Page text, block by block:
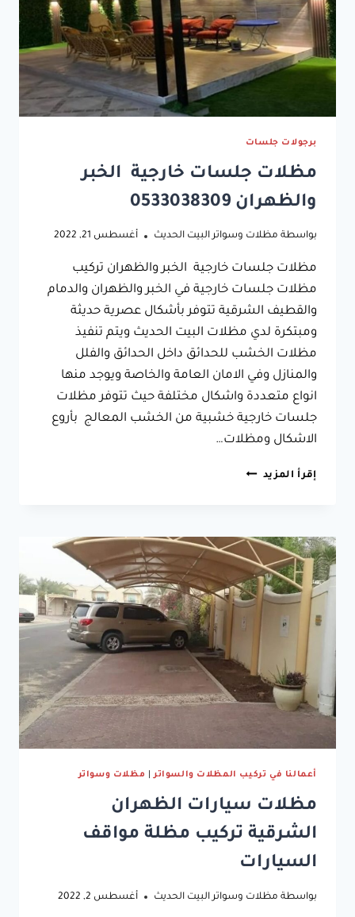
مظلات
الدمام
–
مظلات
مداخل
الشرقية
لكسانبرجولات جلسات
مظلات جلسات خارجية الخبر
والظهران 0533038309
بواسطة مظلات وسواتر البيت الحديث أغسطس 21, 2022
مظلات جلسات خارجية الخبر والظهران تركيب
مظلات جلسات خارجية في الخبر والظهران والدمام
والقطيف الشرقية تتوفر بأشكال عصرية حديثة
ومبتكرة لدي مظلات البيت الحديث ويتم تنفيذ
مظلات الخشب للحدائق داخل الحدائق والفلل
والمنازل وفي الامان العامة والخاصة ويوجد منها
انواع متعددة واشكال مختلفة حيث تتوفر مظلات
جلسات خارجية خشبية من الخشب المعالج بأروع
الاشكال ومظلات…
إقرأ المزيد مظلات
والظهران
0533038309
أعمالنا في تركيب المظلات والسواتر| مظلات وسواتر
مظلات سيارات الظهران
الشرقية تركيب مظلة مواقف
السيارات
بواسطة مظلات وسواتر البيت الحديث أغسطس 2, 2022